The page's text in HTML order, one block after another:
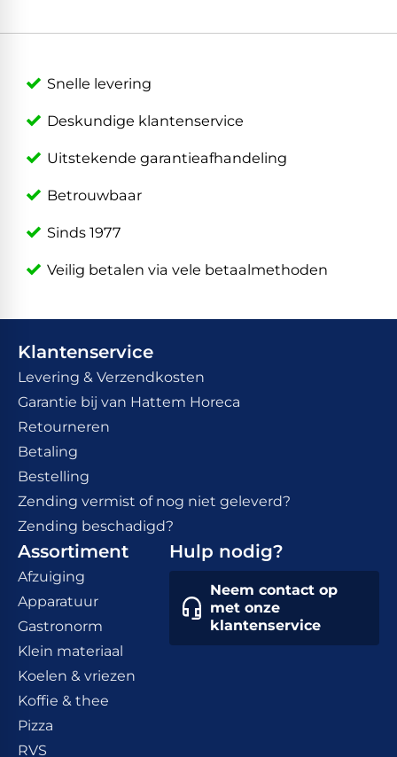
Snelle levering
Deskundige klantenservice
Uitstekende garantieafhandeling
Betrouwbaar
Sinds 1977
Veilig betalen via vele betaalmethoden
Klantenservice
Levering & Verzendkosten
Garantie bij van Hattem Horeca
Retourneren
Betaling
Bestelling
Zending vermist of nog niet geleverd?
Zending beschadigd?
Assortiment
Afzuiging
Apparatuur
Gastronorm
Klein materiaal
Koelen & vriezen
Koffie & thee
Pizza
RVS
Hulp nodig?
Neem contact op
met onze
klantenservice